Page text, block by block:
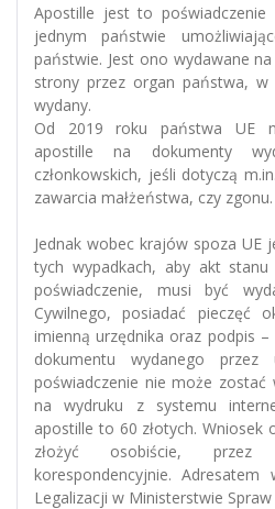
Apostille jest to
jednym państwie
państwie. Jest ono wydawane
strony przez organ państwa,
wydany.
Od 2019 roku państwa UE
apostille na dokumenty
członkowskich, jeśli dotyczą
zawarcia małżeństwa, czy zgonu.
Jednak wobec krajów spoza UE
tych wypadkach, aby akt stanu
poświadczenie, musi być
Cywilnego, posiadać pieczęć
imienną urzędnika oraz podpis
dokumentu wydanego
poświadczenie nie może zostać
na wydruku z systemu
apostille to 60 złotych. Wniosek
złożyć osobiście,
korespondencyjnie.
Legalizacji w Ministerstwie